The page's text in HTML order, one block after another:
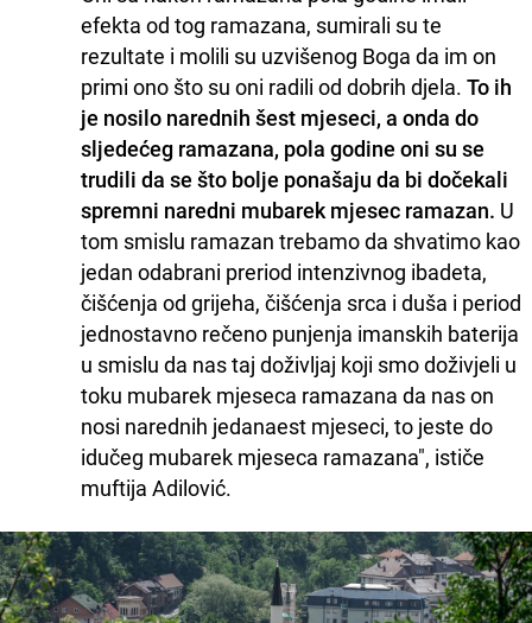
efekta od tog ramazana, sumirali su te
rezultate i molili su uzvišenog Boga da im on
primi ono što su oni radili od dobrih djela. To ih
je nosilo narednih šest mjeseci, a onda do
sljedećeg ramazana, pola godine oni su se
trudili da se što bolje ponašaju da bi dočekali
spremni naredni mubarek mjesec ramazan. U
tom smislu ramazan trebamo da shvatimo kao
jedan odabrani preriod intenzivnog ibadeta,
čišćenja od grijeha, čišćenja srca i duša i period
jednostavno rečeno punjenja imanskih baterija
u smislu da nas taj doživljaj koji smo doživjeli u
toku mubarek mjeseca ramazana da nas on
nosi narednih jedanaest mjeseci, to jeste do
idučeg mubarek mjeseca ramazana", ističe
muftija Adilović.